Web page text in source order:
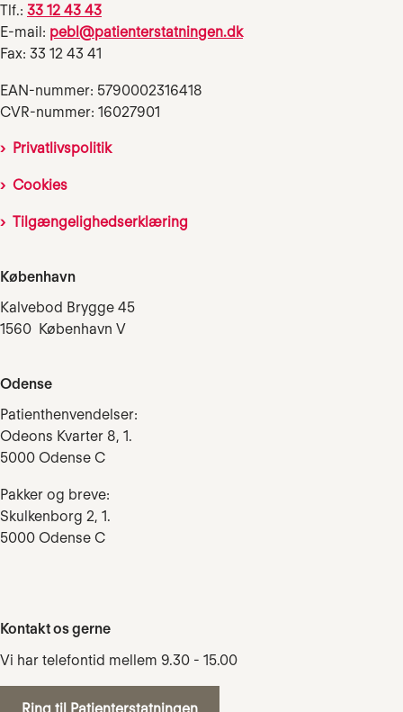
Tlf.: 33 12 43 43
E-mail: pebl@patienterstatningen.dk
Fax: 33 12 43 41
EAN-nummer: 5790002316418
CVR-nummer: 16027901
Privatlivspolitik
Cookies
Tilgængelighedserklæring
København
Kalvebod Brygge 45
1560 København V
Odense
Patienthenvendelser:
Odeons Kvarter 8, 1.
5000 Odense C
Pakker og breve:
Skulkenborg 2, 1.
5000 Odense C
Kontakt os gerne
Vi har telefontid mellem 9.30 - 15.00